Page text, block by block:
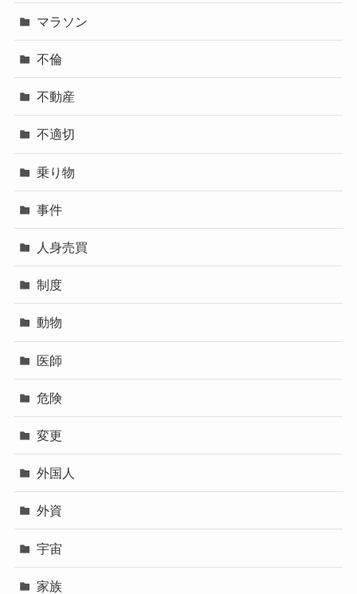
マラソン
不倫
不動産
不適切
乗り物
事件
人身売買
制度
動物
医師
危険
変更
外国人
外資
宇宙
家族